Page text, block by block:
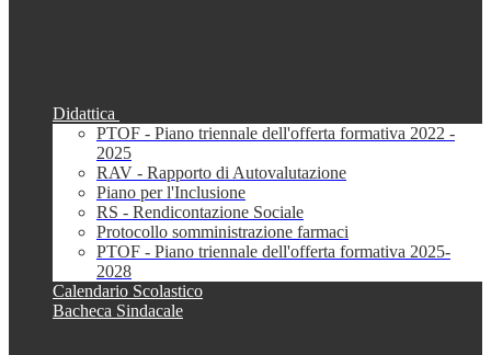
Didattica
PTOF - Piano triennale dell'offerta formativa 2022 -
2025
RAV - Rapporto di Autovalutazione
Piano per l'Inclusione
RS - Rendicontazione Sociale
Protocollo somministrazione farmaci
PTOF - Piano triennale dell'offerta formativa 2025-
2028
Calendario Scolastico
Bacheca Sindacale